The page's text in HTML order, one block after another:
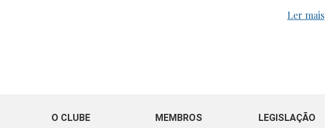
Ler mais
O CLUBE MEMBROS LEGISLAÇÃO